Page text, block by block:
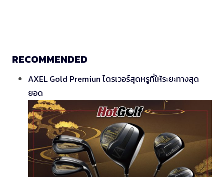
RECOMMENDED
AXEL Gold Premiun ไดรเวอร์สุดหรูที่ให้ระยะทางสุด
ยอด